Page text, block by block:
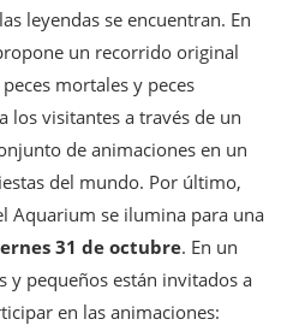
leyendas se encuentran. En
un recorrido original
mortales y peces
los visitantes a través de un
de animaciones en un
del mundo. Por último,
Aquarium se ilumina para una
31 de octubre. En un
y pequeños están invitados a
en las animaciones: